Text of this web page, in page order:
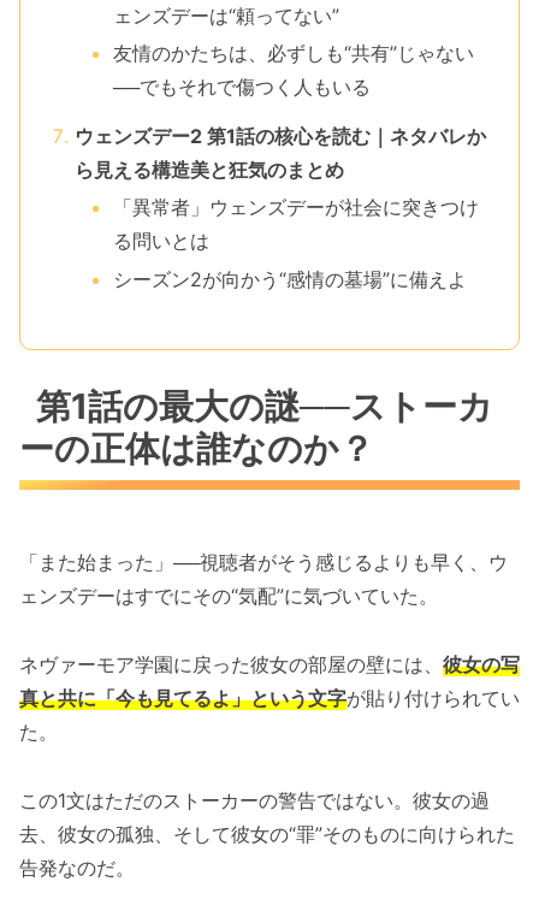
ェンズデーは“頼ってない”
友情のかたちは、必ずしも“共有”じゃない
──でもそれで傷つく人もいる
ウェンズデー2 第1話の核心を読む｜ネタバレか
ら見える構造美と狂気のまとめ
「異常者」ウェンズデーが社会に突きつけ
る問いとは
シーズン2が向かう“感情の墓場”に備えよ
第1話の最大の謎──ストーカ
ーの正体は誰なのか？
「また始まった」──視聴者がそう感じるよりも早く、ウ
ェンズデーはすでにその“気配”に気づいていた。
ネヴァーモア学園に戻った彼女の部屋の壁には、 彼女の写
真と共に「今も見てるよ」という文字が貼り付けられてい
た。
この1文はただのストーカーの警告ではない。彼女の過
去、彼女の孤独、そして彼女の“罪”そのものに向けられた
告発なのだ。